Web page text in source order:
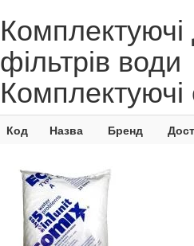
фільтрів води
Код Назва Бренд